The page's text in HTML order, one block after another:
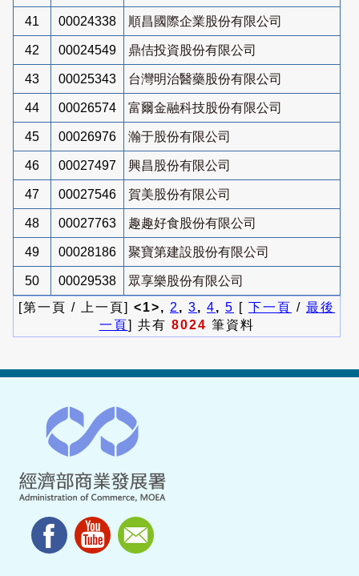
41 00024338 順昌國際企業股份有限公司
42 00024549 鼎佶投資股份有限公司
43 00025343 台灣明治醫藥股份有限公司
44 00026574 富爾金融科技股份有限公司
45 00026976 瀚于股份有限公司
46 00027497 興昌股份有限公司
47 00027546 賀美股份有限公司
48 00027763 趣趣好食股份有限公司
49 00028186 聚寶第建設股份有限公司
50 00029538
眾享樂股份有限公司
[第一頁 / 上一頁] <1>, 2 , 3, 4, 5 [ 下一頁 / 最後
一頁] 共有 8024 筆資料